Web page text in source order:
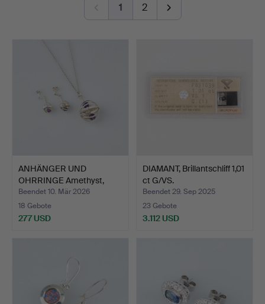
1 2
ANHÄNGER UND
OHRRINGE Amethyst,
Silber 925…
Beendet 10. Mär 2026
18 Gebote
277 USD
DIAMANT, Brillantschliff 1,01
ct G/VS.
Beendet 29. Sep 2025
23 Gebote
3.112 USD